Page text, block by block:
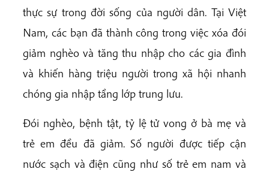
thực sự trong đời sống của người dân. Tại Việt
Nam, các bạn đã thành công trong việc xóa đói
giảm nghèo và tăng thu nhập cho các gia đình
và khiến hàng triệu người trong xã hội nhanh
chóng gia nhập tầng lớp trung lưu.
Đói nghèo, bệnh tật, tỷ lệ tử vong ở bà mẹ và
trẻ em đều đã giảm. Số người được tiếp cận
nước sạch và điện cũng như số trẻ em nam và